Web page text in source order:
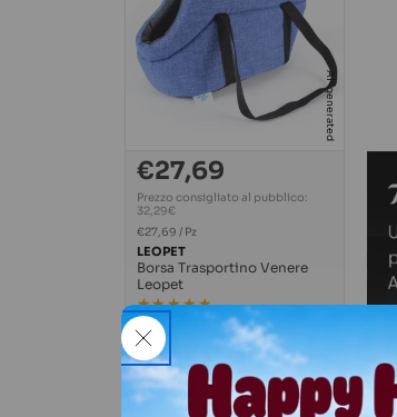
AI-generated
Prezzo
normale
€27,69
Prezzo consigliato al pubblico:
32,29€
PREZZO
UNITARIO
€27,69 / Per
Pz
LEOPET
Borsa Trasportino Venere
Leopet
★★★★★
★★★★★
Più opzioni disponibili
Consegna prevista in 3-4 giorni
lavorativi